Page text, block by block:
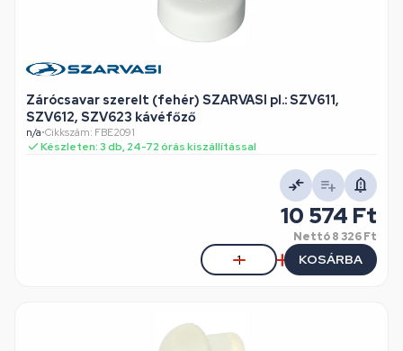
Zárócsavar szerelt (fehér) SZARVASI pl.: SZV611,
SZV612, SZV623 kávéfőző
n/a•Cikkszám: FBE2091
Készleten: 3 db, 24-72 órás kiszállítással
10 574 Ft
Nettó8 326 Ft
KOSÁRBA